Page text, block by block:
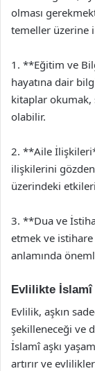
olması
temeller üzerine
1. **Eğitim ve
hayatına dair
kitaplar okumak,
olabilir.
2. **Aile
ilişkilerini
üzerindeki
3. **Dua ve
etmek ve istihare
anlamında
Evlilikte İslamî
Evlilik, aşkın
şekilleneceği ve
İslamî aşkı
artırır ve